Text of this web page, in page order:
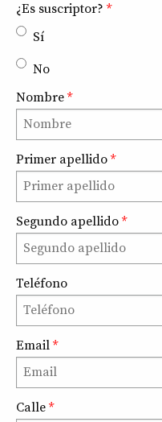
¿Es suscriptor? *
Sí
No
Nombre *
Primer apellido *
Segundo apellido *
Teléfono
Email *
Calle *